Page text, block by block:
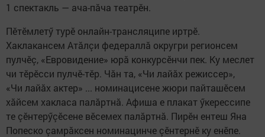
1 спектакль — ача-пăча театрӗн.
Пӗтӗмлетӳ турӗ онлайн-трансляципе иртрӗ.
Хаклакансем Атăлçи федераллă округри регионсем
пулчӗç, «Евровидение» юрă конкурсӗнчи пек. Ку меслет
чи тӗрӗсси пулчӗ-тӗр. Чăн та, «Чи лайăх режиссер»,
«Чи лайăх актер» ... номинацисене жюри пайташӗсем
хăйсем хакласа палăртнă. Афиша е плакат ӳкерессипе
те çӗнтерӳçӗсене вӗсемех палăртнă. Пирӗн ентеш Яна
Попеско çамрăксен номинацинче çӗнтернӗ ку енӗпе.